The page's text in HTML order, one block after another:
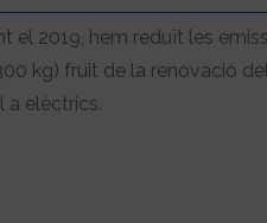
el 2019, hem reduït les
kg) fruit de la renovació
elèctrics.